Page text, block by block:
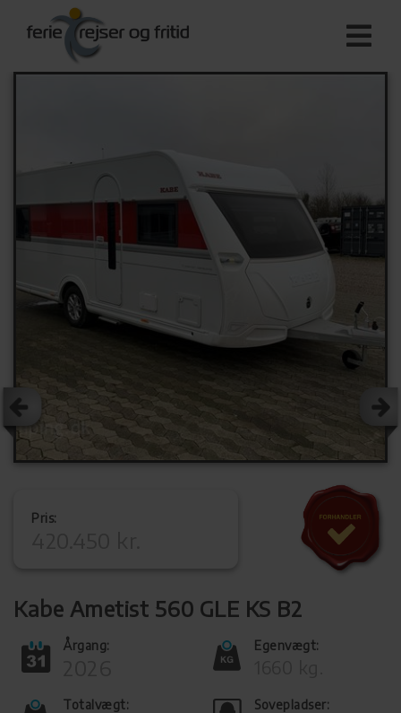
Pris:
Kabe Ametist 560 GLE KS B2
Årgang: Egenvægt:
Totalvægt: Sovepladser: